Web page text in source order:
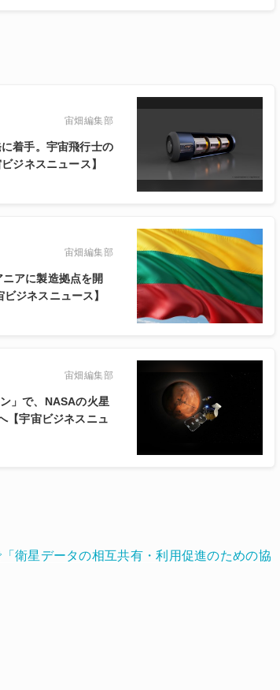
宙畑編集部
着手。宇宙飛行士の
ジネスニュース】
宙畑編集部
アに製造拠点を開
ジネスニュース】
宙畑編集部
」で、NASAの火星
【宇宙ビジネスニュ
衛星データの相互共有・利用促進のための協